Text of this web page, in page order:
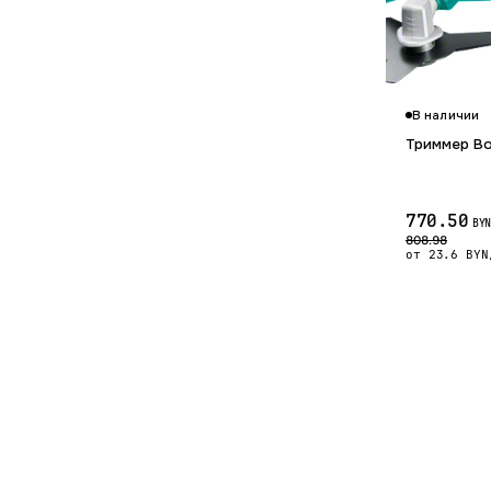
В наличии
Триммер
770.50 BYN
808.98
от 23.6